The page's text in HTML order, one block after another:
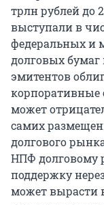
трлн рублей до
выступали в
федеральных и
долговых
эмитентов
корпоративные
может
самих
долгового
НПФ долговому
поддержку
может вырасти